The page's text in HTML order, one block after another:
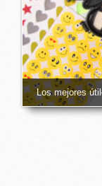
Los mejores